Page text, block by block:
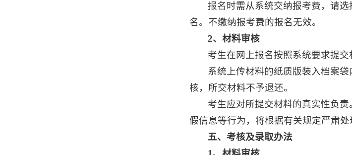
报名时需从系统交纳报考费，请
名。不缴纳报考费的报名无效。
2、材料审核
考生在网上报名按照系统要求提交
系统上传材料的纸质版装入档案
核，所交材料不予退还。
考生应对所提交材料的真实性负
假信息等行为，将根据有关规定严肃
五、考核及录取办法